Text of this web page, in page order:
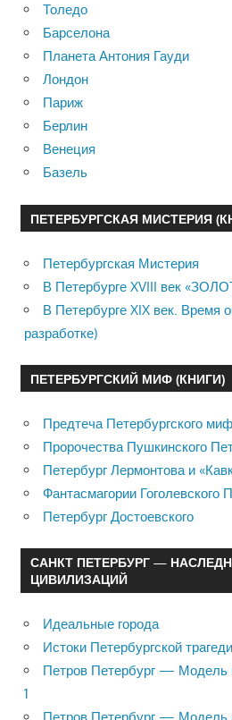
Толедо
Барселона
Планета Антония Гауди
Лондон
Париж
Берлин
Венеция
Базель
ПЕТЕРБУРГСКАЯ МИСТЕРИЯ
Петербургская Мистерия
В Петербурге XVIII век
В Петербурге XIX век. Время
разработке)
ПЕТЕРБУРГСКИЙ МИФ (КНИГИ)
Предтеча Петербургского
Пророчества Пушкинского
Петербург Лермонтова и
Фантасмагории Гоголевского
Петербург Достоевского
САНКТ ПЕТЕРБУРГ —
ЦИВИЛИЗАЦИЙ
Идеальные города
Истоки Петербургской
Петров Петербург —
1